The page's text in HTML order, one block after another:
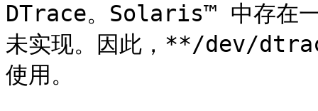
DTrace。Solaris™ 中存在
未实现。因此，**/dev/
使用。